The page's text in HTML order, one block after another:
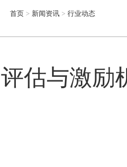
首页 > 新闻资讯 > 行业动态
评估与激励